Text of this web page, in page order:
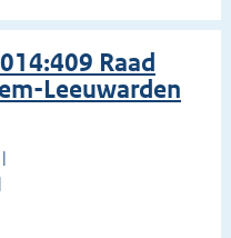
Raad
Leeuwarden